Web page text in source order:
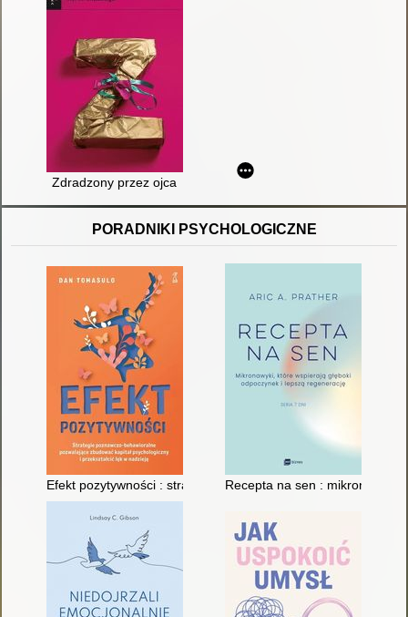
Zdradzony przez ojca
PORADNIKI PSYCHOLOGICZNE
Efekt pozytywności : strategie poznawczo-behawioralne
Recepta na sen : mikronawyki,